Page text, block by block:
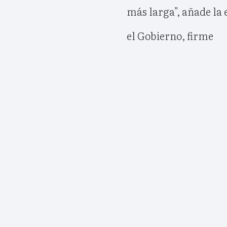
más larga", añade la
el Gobierno, firme